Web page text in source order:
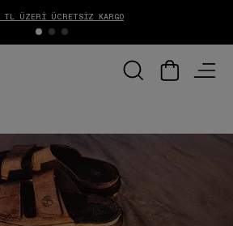
FARKSIZ 6 TAKSIT!